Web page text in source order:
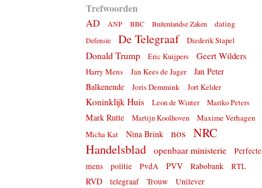
Trefwoorden
AD
ANP BBC Buitenlandse Zaken dating
Defensie De Telegraaf Diederik Stapel
Donald Trump Eric Kuijpers Geert Wilders
Harry Mens Jan Kees de Jager
Jan Peter
Balkenende
Joris Demmink Jort Kelder
Koninklijk Huis Leon de Winter Mariko Peters
Mark Rutte Martijn Koolhoven Maxime Verhagen
Micha Kat Nina Brink nos
NRC
Handelsblad
openbaar ministerie
Perfecte
mens
politie PvdA PVV Rabobank RTL
RVD telegraaf Trouw Unilever